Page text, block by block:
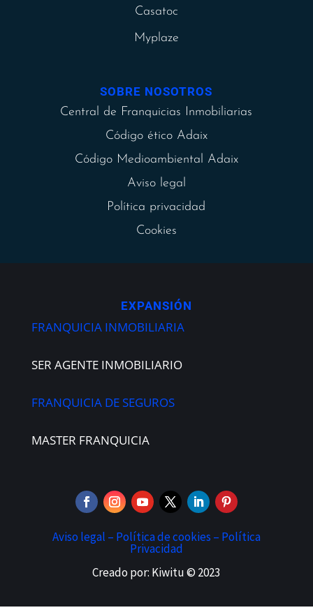
Casatoc
Myplaze
SOBRE NOSOTROS
Central de Franquicias Inmobiliarias
Código ético Adaix
Código Medioambiental Adaix
Aviso legal
Política privacidad
Cookies
EXPANSIÓN
FRANQUICIA INMOBILIARIA
SER AGENTE INMOBILIARIO
FRANQUICIA DE SEGUROS
MASTER FRANQUICIA
Aviso legal – Política de cookies – Política
Privacidad
Creado por: Kiwitu © 2023